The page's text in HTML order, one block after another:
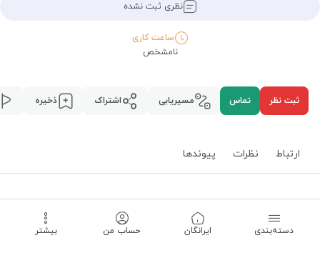
نظری ثبت نشده
ساعت کاری
نامشخص
ثبت نظر تماس مسیریابی اشتراک ذخیره
ارتباط نظرات پیوند‌ها
استان همدان محله فرخ سرشت
دسته‌بندی ‌ایرانگان حساب من بیشتر